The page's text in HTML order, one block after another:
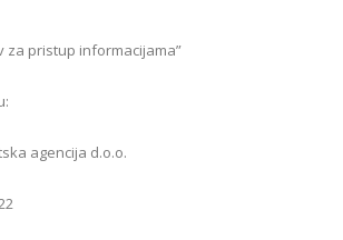
za pristup informacijama”
agencija d.o.o.